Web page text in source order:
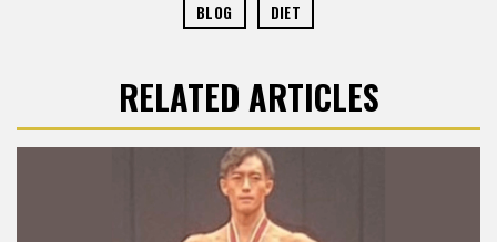
BLOG DIET
RELATED ARTICLES